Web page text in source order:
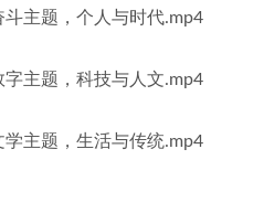
主题，个人与时代.mp4
主题，科技与人文.mp4
主题，生活与传统.mp4